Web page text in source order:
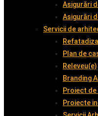
Asigurări
Asigurări
Servicii de
Plan de
Releveu(e)
Branding
Proiect
Proiecte